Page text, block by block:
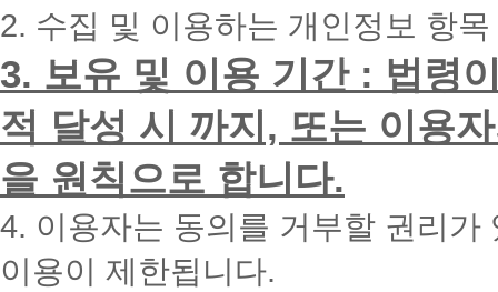
화
드
리
겠
습
니
다.
2. 수집 및 이용하는 개인정보 항
3. 보유 및 이용 기간 : 법령
적 달성 시 까지, 또는 이용
을 원칙으로 합니다.
4. 이용자는 동의를 거부할 권리
이용이 제한됩니다.